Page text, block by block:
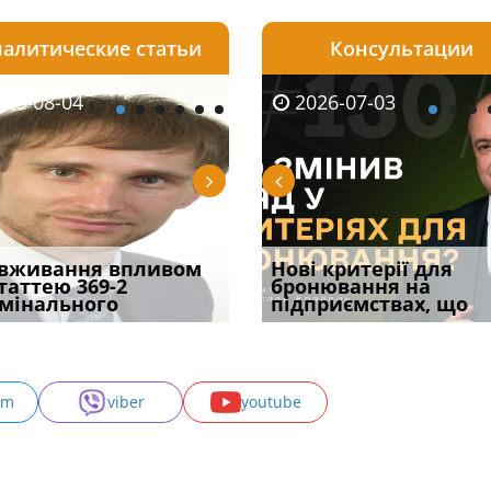
06
встановив для
шкоди
2026-08-06
Документи, на яких не
проставляється
апостиль: пер
статьи
08-04
впливом
369-2
2026-08-04
Переоформлення
відстрочки за іншою
підставою: нов
Консультации
2026-05-25
з юристів замінить
а хто зароблятиме
2026-07-03
Нові критерії для
бронювання на
підприємствах, що
2026-07-30
Восьмий ААС
підтвердив, що
може скас
viber youtube